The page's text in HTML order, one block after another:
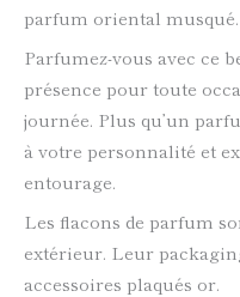
parfum oriental musqué.
Parfumez-vous avec ce
présence pour toute
journée. Plus qu’un
à votre personnalité et
entourage.
Les flacons de parfum
extérieur. Leur
accessoires plaqués or.